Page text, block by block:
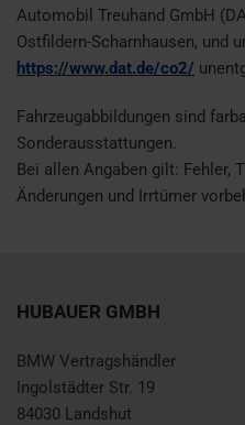
Automobil Treuhand GmbH
Ostfildern-Scharnhausen, und
https://www.dat.de/co2/
Fahrzeugabbildungen sind
Sonderausstattungen.
Bei allen Angaben gilt: Fehler,
Änderungen und Irrtümer
HUBAUER GMBH
BMW Vertragshändler
Ingolstädter Str. 19
84030 Landshut